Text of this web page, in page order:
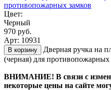
Цвет:
Черный
970 руб.
Арт: 10931
В корзину
Дверная ручка на
(черная) для противопожарных
ВНИМАНИЕ! В связи с
некоторые цены на сайте